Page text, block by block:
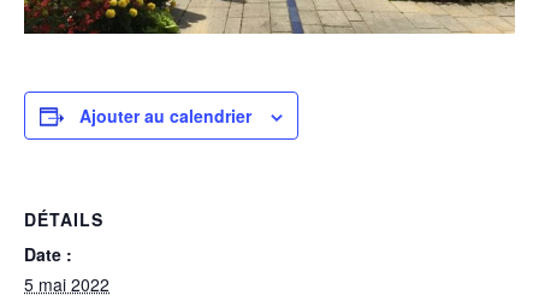
Ajouter au calendrier
DÉTAILS
Date :
5 mai 2022